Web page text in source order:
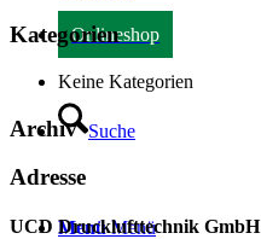
Onlineshop
Suche
Menü Menü
Kategorien
Keine Kategorien
Archiv
Adresse
UCD Drucklufttechnik GmbH